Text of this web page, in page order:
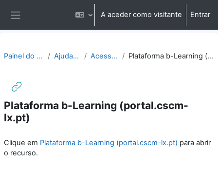
A aceder como visitante Entrar
Painel do utilizador Ajuda | Apoio Acesso direto Plataforma b-Learning (portal.cscm-lx.pt)
Plataforma b-Learning (portal.cscm-
lx.pt)
Clique em Plataforma b-Learning (portal.cscm-lx.pt) para abrir
o recurso.